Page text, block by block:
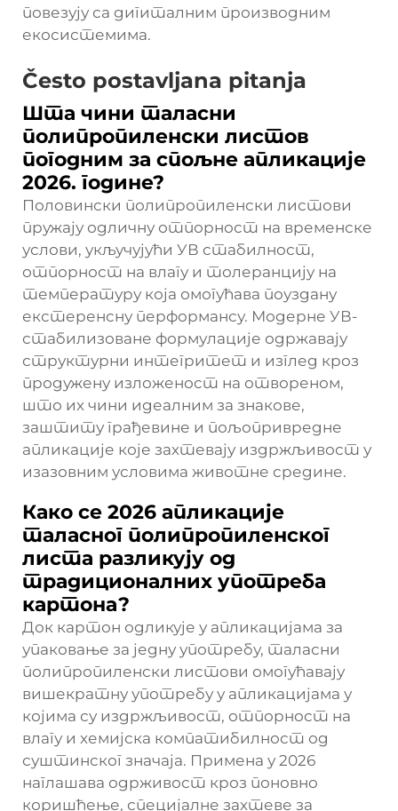
повезују са дигиталним производним
екосистемима.
Često postavljana pitanja
Шта чини таласни
полипропиленски листов
погодним за спољне апликације
2026. године?
Половински полипропиленски листови
пружају одличну отпорност на временске
услови, укључујући УВ стабилност,
отпорност на влагу и толеранцију на
температуру која омогућава поуздану
екстеренсну перформансу. Модерне УВ-
стабилизоване формулације одржавају
структурни интегритет и изглед кроз
продужену изложеност на отвореном,
што их чини идеалним за знакове,
заштиту грађевине и пољопривредне
апликације које захтевају издржљивост у
изазовним условима животне средине.
Како се 2026 апликације
таласног полипропиленског
листа разликују од
традиционалних употреба
картона?
Док картон одликује у апликацијама за
упаковање за једну употребу, таласни
полипропиленски листови омогућавају
вишекратну употребу у апликацијама у
којима су издржљивост, отпорност на
влагу и хемијска компатибилност од
суштинског значаја. Примена у 2026
наглашава одрживост кроз поновно
коришћење, специјалне захтеве за